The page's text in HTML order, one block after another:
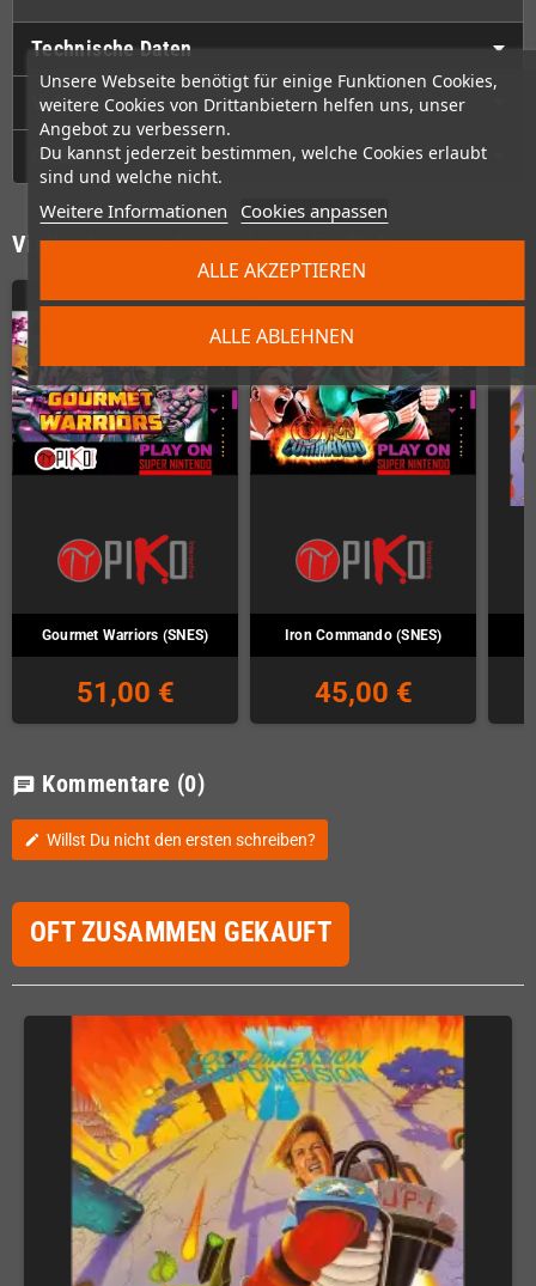
Unsere Webseite benötigt für einige Funktionen Cookies,
weitere Cookies von Drittanbietern helfen uns, unser
Angebot zu verbessern.
Du kannst jederzeit bestimmen, welche Cookies erlaubt
sind und welche nicht.
Weitere Informationen Cookies anpassen
ALLE ABLEHNEN
ALLE AKZEPTIEREN
Technische Daten
Videos
GPSR
Vielleicht wäre das auch was für Dich
Gourmet Warriors (SNES)
51,00 €
Iron Commando (SNES)
45,00 €
chat Kommentare (0)
edit Willst Du nicht den ersten schreiben?
OFT ZUSAMMEN GEKAUFT